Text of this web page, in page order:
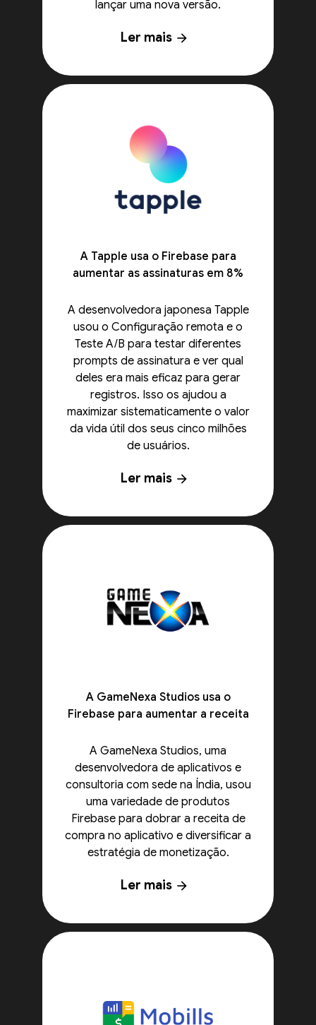
lançar uma nova versão.
Ler mais arrow_forward
A Tapple usa o Firebase para
aumentar as assinaturas em 8%
A desenvolvedora japonesa Tapple
usou o Configuração remota e o
Teste A/B para testar diferentes
prompts de assinatura e ver qual
deles era mais eficaz para gerar
registros. Isso os ajudou a
maximizar sistematicamente o valor
da vida útil dos seus cinco milhões
de usuários.
Ler mais arrow_forward
A GameNexa Studios usa o
Firebase para aumentar a receita
A GameNexa Studios, uma
desenvolvedora de aplicativos e
consultoria com sede na Índia, usou
uma variedade de produtos
Firebase para dobrar a receita de
compra no aplicativo e diversificar a
estratégia de monetização.
Ler mais arrow_forward